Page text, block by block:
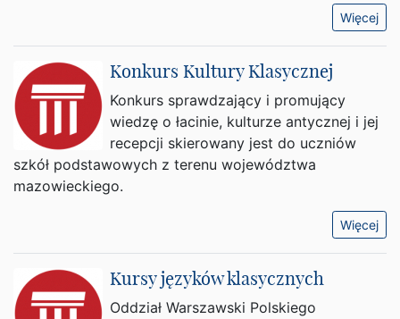
Więcej
Konkurs Kultury Klasycznej
Konkurs sprawdzający i promujący
wiedzę o łacinie, kulturze antycznej i jej
recepcji skierowany jest do uczniów
szkół podstawowych z terenu województwa
mazowieckiego.
Więcej
Kursy języków klasycznych
Oddział Warszawski Polskiego